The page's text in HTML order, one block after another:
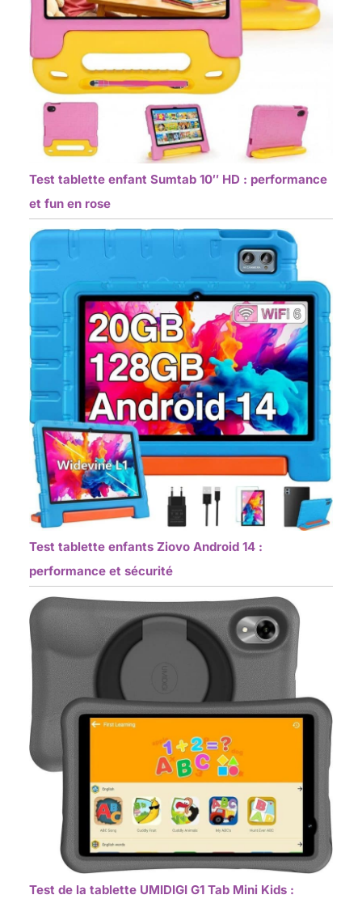
Test tablette enfant Sumtab 10″ HD : performance
et fun en rose
Test tablette enfants Ziovo Android 14 :
performance et sécurité
Test de la tablette UMIDIGI G1 Tab Mini Kids :